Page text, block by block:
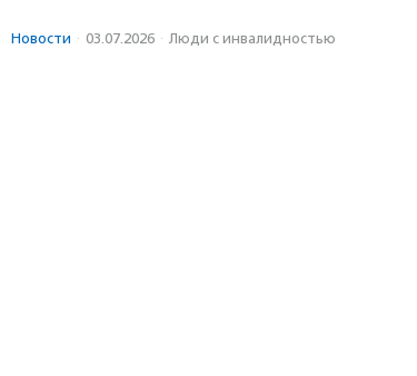
Новости · 03.07.2026 · Люди с инвалидностью